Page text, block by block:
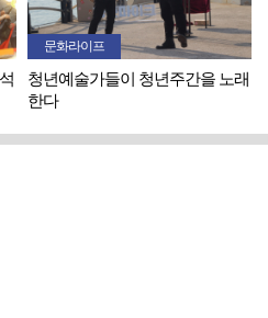
문화라이프
청년예술가들이 청년주간을 노래
한다